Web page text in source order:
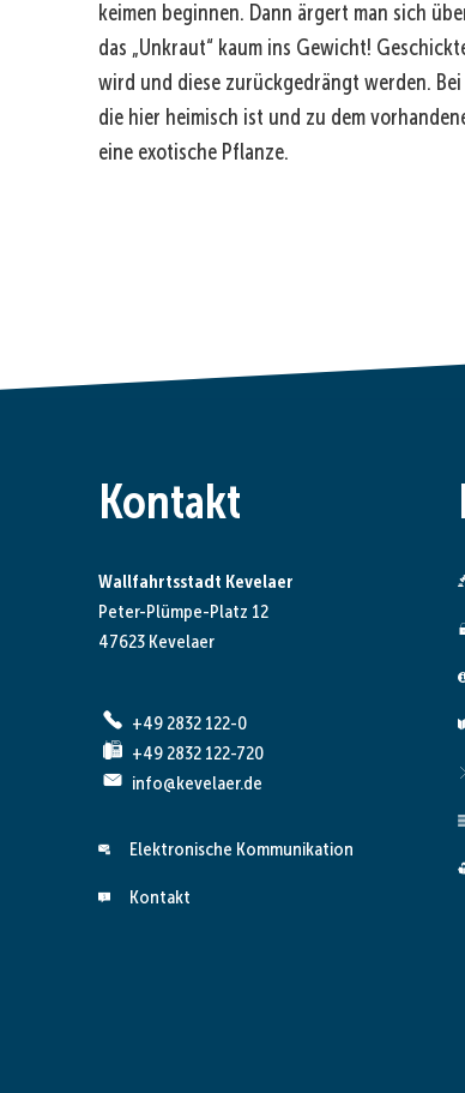
keimen beginnen. Dann ärgert man sich
das „Unkraut“ kaum ins Gewicht!
wird und diese zurückgedrängt werden.
die hier heimisch ist und zu dem
eine exotische Pflanze.
Kontakt
Wallfahrtsstadt Kevelaer
Peter-Plümpe-Platz 12
47623 Kevelaer
+49 2832 122-0
+49 2832 122-720
info@kevelaer.de
Elektronische Kommunikation
Kontakt